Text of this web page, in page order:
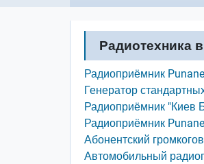
Радиотехника
Радиоприёмник
Генератор
Радиоприёмник "Киев
Радиоприёмник
Абонентский
Автомобильный